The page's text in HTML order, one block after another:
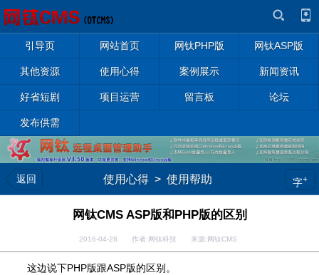
引导页 网站首页 网钛PHP版 网钛ASP版
其他资源 使用心得 案例展示 新闻资讯
好省短剧 项目运营 留言板 论坛
发布供需
返回 使用心得 > 使用帮助 字+
网钛CMS ASP版和PHP版的区别
2016-04-28 作者:网钛科技 来源:网钛CMS
这边说下PHP版跟ASP版的区别。